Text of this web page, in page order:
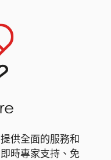
供全面的服務和
時專家支持、免